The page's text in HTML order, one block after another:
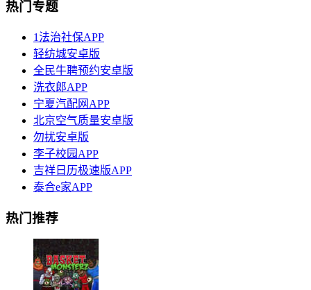
热门专题
1法治社保APP
轻纺城安卓版
全民牛聘预约安卓版
洗衣郎APP
宁夏汽配网APP
北京空气质量安卓版
勿扰安卓版
李子校园APP
吉祥日历极速版APP
泰合e家APP
热门推荐